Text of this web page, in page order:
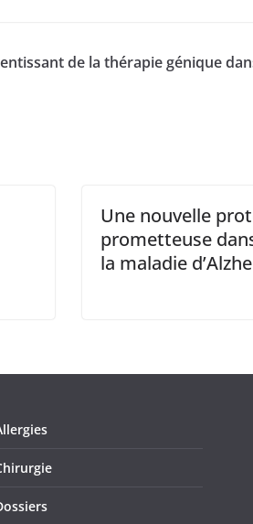
de la thérapie génique
Une nouvelle
prometteuse
la maladie